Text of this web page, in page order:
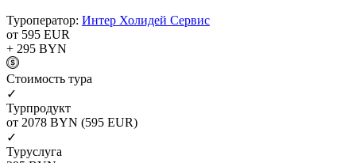
Туроператор: Интер Холидей Сервис
от 595 EUR
+ 295 BYN
Cтоимость тура
✓
Турпродукт
от 2078 BYN (595 EUR)
✓
Туруслуга